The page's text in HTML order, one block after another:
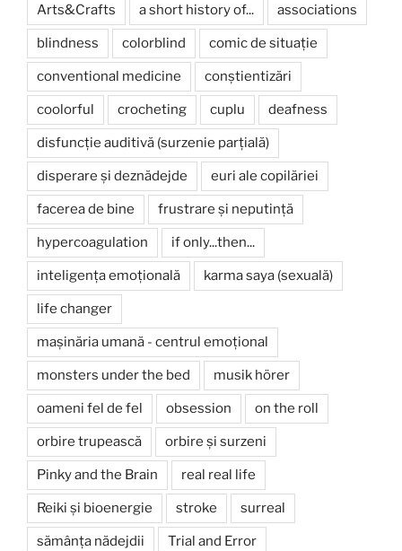
Arts&Crafts a short history of... associations
blindness colorblind comic de situație
conventional medicine conștientizări
coolorful crocheting cuplu deafness
disfuncție auditivă (surzenie parțială)
disperare și deznădejde euri ale copilăriei
facerea de bine frustrare și neputință
hypercoagulation if only...then...
inteligența emoțională karma saya (sexuală)
life changer
mașinăria umană - centrul emoțional
monsters under the bed musik hörer
oameni fel de fel obsession on the roll
orbire trupească orbire și surzeni
Pinky and the Brain real real life
Reiki și bioenergie stroke surreal
sămânța nădejdii Trial and Error